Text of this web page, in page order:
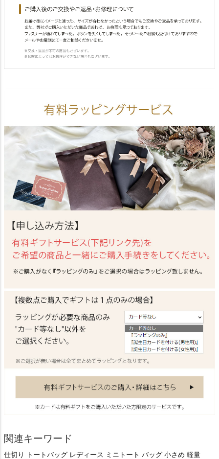
関連キーワード
仕切り トートバッグ レディース ミニトート バッグ 小さめ 軽量